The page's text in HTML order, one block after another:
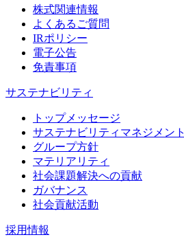
株式関連情報
よくあるご質問
IRポリシー
電子公告
免責事項
サステナビリティ
トップメッセージ
サステナビリティマネジメント
グループ方針
マテリアリティ
社会課題解決への貢献
ガバナンス
社会貢献活動
採用情報